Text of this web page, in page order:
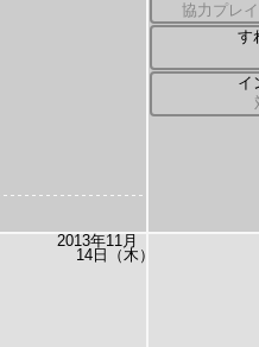
協力プレ
す
イ
2013年11月
14日（木）